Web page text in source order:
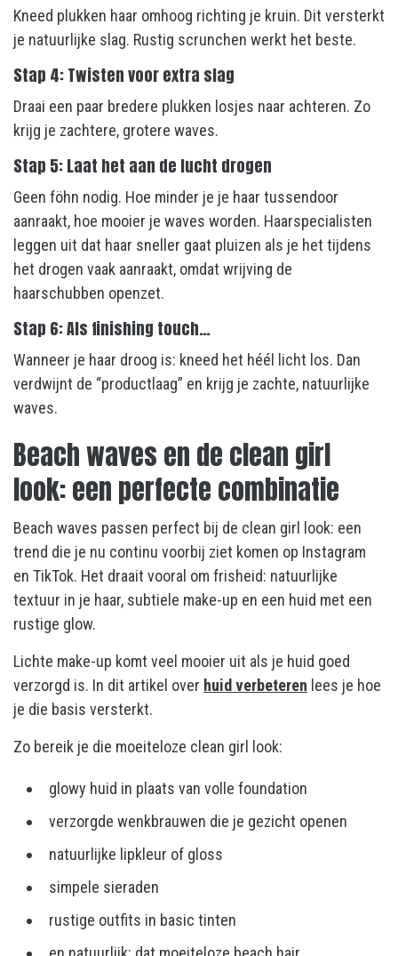
Kneed plukken haar omhoog richting je kruin. Dit versterkt
je natuurlijke slag. Rustig scrunchen werkt het beste.
Stap 4: Twisten voor extra slag
Draai een paar bredere plukken losjes naar achteren. Zo
krijg je zachtere, grotere waves.
Stap 5: Laat het aan de lucht drogen
Geen föhn nodig. Hoe minder je je haar tussendoor
aanraakt, hoe mooier je waves worden. Haarspecialisten
leggen uit dat haar sneller gaat pluizen als je het tijdens
het drogen vaak aanraakt, omdat wrijving de
haarschubben openzet.
Stap 6: Als finishing touch…
Wanneer je haar droog is: kneed het héél licht los. Dan
verdwijnt de “productlaag” en krijg je zachte, natuurlijke
waves.
Beach waves en de clean girl
look: een perfecte combinatie
Beach waves passen perfect bij de clean girl look: een
trend die je nu continu voorbij ziet komen op Instagram
en TikTok. Het draait vooral om frisheid: natuurlijke
textuur in je haar, subtiele make-up en een huid met een
rustige glow.
Lichte make-up komt veel mooier uit als je huid goed
verzorgd is. In dit artikel over huid verbeteren lees je hoe
je die basis versterkt.
Zo bereik je die moeiteloze clean girl look:
glowy huid in plaats van volle foundation
verzorgde wenkbrauwen die je gezicht openen
natuurlijke lipkleur of gloss
simpele sieraden
rustige outfits in basic tinten